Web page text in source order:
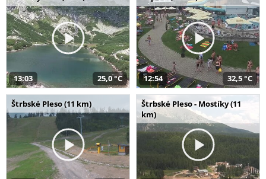
13:03 25,0 °C 12:54 32,5 °C
Štrbské Pleso (11 km)
Štrbské Pleso - Mostíky (11
km)